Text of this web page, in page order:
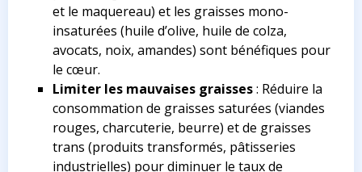
et le maquereau) et les graisses mono-
insaturées (huile d’olive, huile de colza,
avocats, noix, amandes) sont bénéfiques pour
le cœur.
Limiter les mauvaises graisses: Réduire la
consommation de graisses saturées (viandes
rouges, charcuterie, beurre) et de graisses
trans (produits transformés, pâtisseries
industrielles) pour diminuer le taux de